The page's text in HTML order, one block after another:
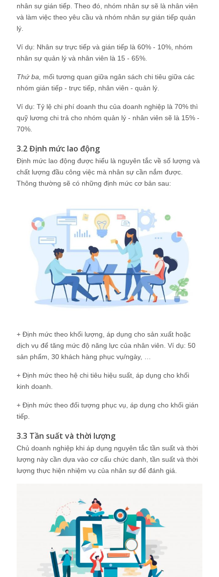
nhân sự gián tiếp. Theo đó, nhóm nhân sự sẽ là nhân viên
và làm việc theo yêu cầu và nhóm nhân sự gián tiếp quản
lý.
Ví dụ: Nhân sự trực tiếp và gián tiếp là 60% - 10%, nhóm
nhân sự quản lý và nhân viên là 15 - 65%.
Thứ ba, mối tương quan giữa ngân sách chi tiêu giữa các
nhóm gián tiếp - trực tiếp, nhân viên - quản lý.
Ví dụ: Tỷ lệ chi phí doanh thu của doanh nghiệp là 70% thì
quỹ lương chi trả cho nhóm quản lý - nhân viên sẽ là 15% -
70%.
3.2 Định mức lao động
Định mức lao động được hiểu là nguyên tắc về số lượng và
chất lượng đầu công việc mà nhân sự cần nắm được.
Thông thường sẽ có những định mức cơ bản sau:
+ Định mức theo khối lượng, áp dụng cho sản xuất hoặc
dịch vụ để tăng mức độ năng lực của nhân viên. Ví dụ: 50
sản phẩm, 30 khách hàng phục vụ/ngày, …
+ Định mức theo hệ chi tiêu hiệu suất, áp dụng cho khối
kinh doanh.
+ Định mức theo đối tượng phục vụ, áp dụng cho khối gián
tiếp.
3.3 Tần suất và thời lượng
Chủ doanh nghiệp khi áp dụng nguyên tắc tần suất và thời
lượng này cần dựa vào cơ cấu chức danh, tần suất và thời
lượng thực hiện nhiệm vụ của nhân sự để đánh giá.